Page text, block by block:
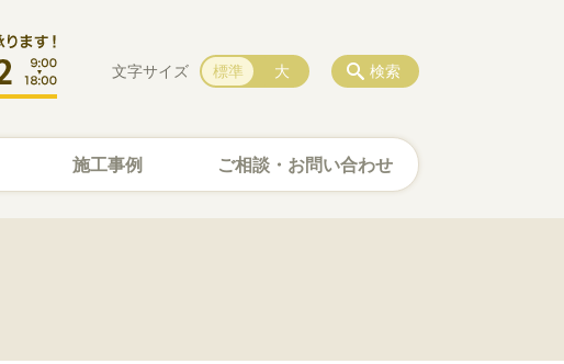
施工事例 ご相談・お問い合わせ
検索
文字サイズ 標準 大